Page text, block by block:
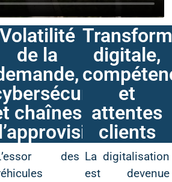
Volatilité
de la
chaînes
des
digitale,
et
attentes
clients
La digitalisation
est devenue